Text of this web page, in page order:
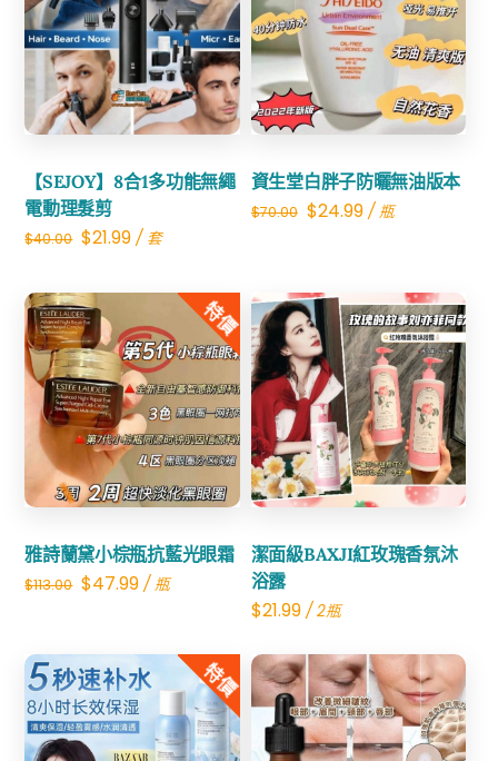
【SEJOY】8合1多功能無繩
電動理髮剪
$40.00 Original
was:
$40.00.
$21.99Current
$21.99.
/ 套
Share
資生堂白胖子防曬無油版本
$70.00 Original
$70.00.
$24.99Current
$24.99.
/ 瓶
Share
特價
雅詩蘭黛小棕瓶抗藍光眼霜
$113.00 Original
was:
$113.00.
$47.99Current
is:
$47.99.
/ 瓶
Share
潔面級BAXJI紅玫瑰香氛沐
浴露
$21.99/ 2瓶
Share
特價